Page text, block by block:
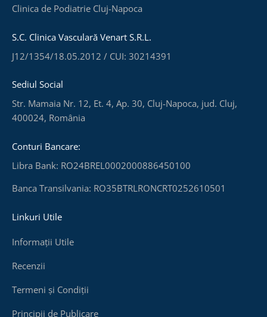
Clinica de Podiatrie Cluj-Napoca
S.C. Clinica Vasculară Venart S.R.L.
J12/1354/18.05.2012 / CUI: 30214391
Sediul Social
Str. Mamaia Nr. 12, Et. 4, Ap. 30, Cluj-Napoca, jud. Cluj,
400024, România
Conturi Bancare:
Libra Bank: RO24BREL0002000886450100
Banca Transilvania: RO35BTRLRONCRT0252610501
Linkuri Utile
Informații Utile
Recenzii
Termeni și Condiții
Principii de Publicare